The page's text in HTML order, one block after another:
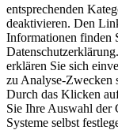
entsprechenden
deaktivieren. Den
Informationen finden
erklären Sie sich
zu Analyse-Zwecken
Durch das Klicken
Sie Ihre Auswahl der
Systeme selbst